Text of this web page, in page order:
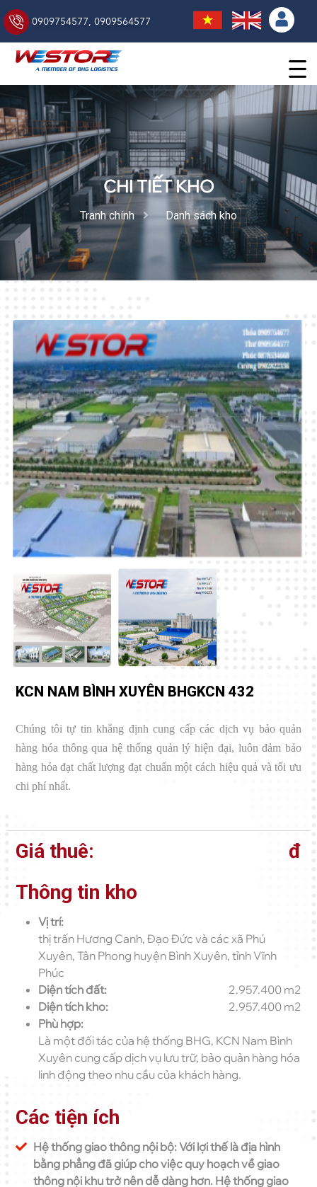
0909754577, 0909564577
CHI TIẾT KHO
Tranh chính Danh sách kho
KCN NAM BÌNH XUYÊN BHGKCN 432
Chúng tôi tự tin khẳng định cung cấp các dịch vụ bảo quản
hàng hóa thông qua hệ thống quản lý hiện đại, luôn đảm bảo
hàng hóa đạt chất lượng đạt chuẩn một cách hiệu quả và tối ưu
chi phí nhất.
Giá thuê:
đ
Thông tin kho
Vị trí:
thị trấn Hương Canh, Đạo Đức và các xã Phú
Xuyên, Tân Phong huyện Bình Xuyên, tỉnh Vĩnh
Phúc
Diện tích đất:
2.957.400 m2
Diện tích kho:
2.957.400 m2
Phù hợp:
Là một đối tác của hệ thống BHG, KCN Nam Bình
Xuyên cung cấp dịch vụ lưu trữ, bảo quản hàng hóa
linh động theo nhu cầu của khách hàng.
Các tiện ích
Hệ thống giao thông nội bộ: Với lợi thế là địa hình
bằng phẳng đã giúp cho việc quy hoạch về giao
thông nội khu trở nên dễ dàng hơn. Hệ thống giao